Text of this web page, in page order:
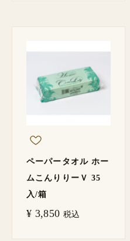
ペーパータオル ホー
ムこんりりーＶ 35
入/箱
¥ 3,850 税込